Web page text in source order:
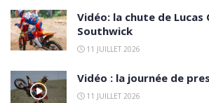
Vidéo: la chute de Lucas
Southwick
11 JUILLET 2026
Vidéo : la journée de
11 JUILLET 2026